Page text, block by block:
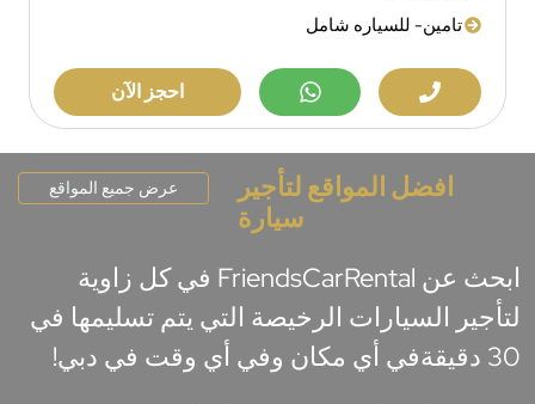
تامين- للسياره شامل
احجز الآن
افضل المواقع لتأجير
سيارة
عرض جميع المواقع
ابحث عن FriendsCarRental في كل زاوية
لتأجير السيارات الرخيصة التي يتم تسليمها في
30 دقيقةفي أي مكان وفي أي وقت في دبي!